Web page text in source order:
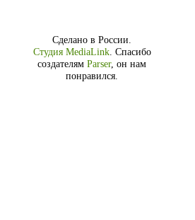
Сделано в России.
Студия MediaLink. Спасибо
создателям Parser, он нам
понравился.